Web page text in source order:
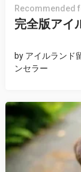
Recommended
完全版アイ
by アイルランド
ンセラー